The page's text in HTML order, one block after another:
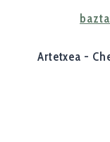
Artetxea -